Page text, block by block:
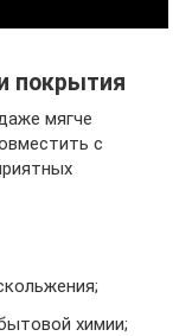
покрытия
мягче
с
химии;